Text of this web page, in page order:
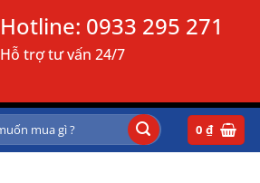
Hotline: 0933 295 271
Hỗ trợ tư vấn 24/7
0₫